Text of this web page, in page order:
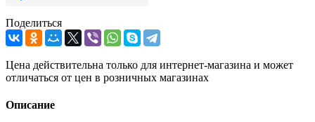
Поделиться
Цена действительна только для интернет-магазина и может
отличаться от цен в розничных магазинах
Описание